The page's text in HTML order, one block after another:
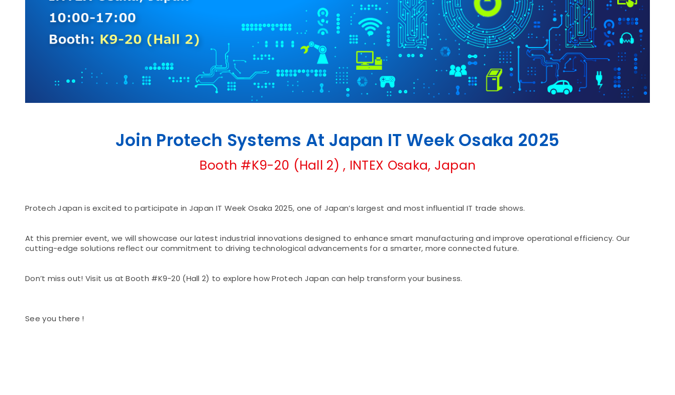
Join Protech Systems At Japan IT Week Osaka 2025
Booth #K9-20 (Hall 2) , INTEX Osaka, Japan
Protech Japan is excited to participate in Japan IT Week Osaka 2025, one of Japan’s largest and most influential IT trade shows.
At this premier event, we will showcase our latest industrial innovations designed to enhance smart manufacturing and improve operational efficiency. Our
cutting-edge solutions reflect our commitment to driving technological advancements for a smarter, more connected future.
Don’t miss out! Visit us at Booth #K9-20 (Hall 2) to explore how Protech Japan can help transform your business.
See you there !